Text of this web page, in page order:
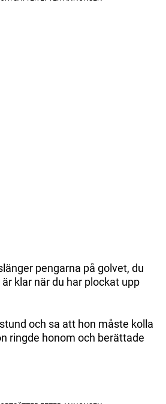
pengarna på golvet, du
klar när du har plockat upp
och sa att hon måste kolla
ringde honom och berättade